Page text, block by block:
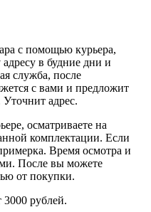
с помощью курьера,
в будние дни и
служба, после
с вами и предложит
Уточнит адрес.
осматриваете на
комплектации. Если
Время осмотра и
После вы можете
от покупки.
3000 рублей.